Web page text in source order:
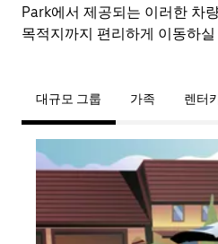
Park에서 제공되는 이러한 차
목적지까지 편리하게 이동하
대규모 그룹 가족 렌터